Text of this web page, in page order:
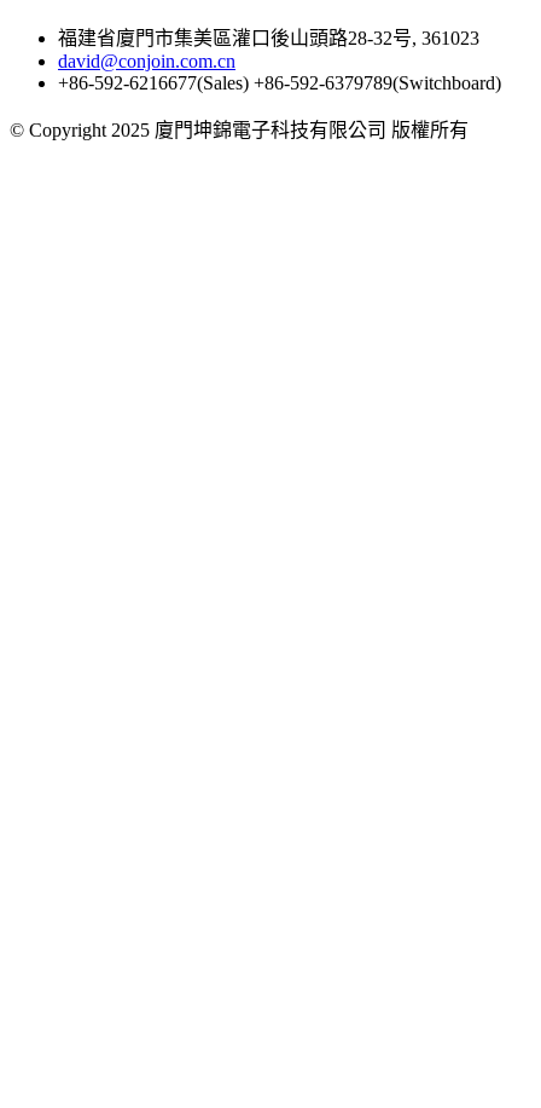
福建省廈門市集美區灌口後山頭路28-32号, 361023
david@conjoin.com.cn
+86-592-6216677(Sales) +86-592-6379789(Switchboard)
© Copyright 2025 廈門坤錦電子科技有限公司 版權所有